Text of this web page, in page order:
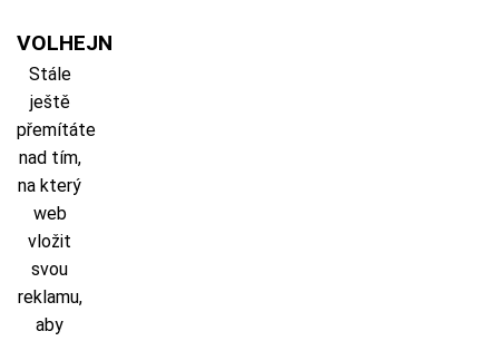
content
VOLHEJN
Stále
ještě
přemítáte
nad tím,
na který
web
vložit
svou
reklamu,
aby